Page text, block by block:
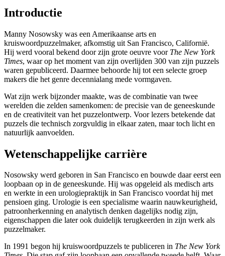
Introductie
Manny Nosowsky was een Amerikaanse arts en
kruiswoordpuzzelmaker, afkomstig uit San Francisco, Californië.
Hij werd vooral bekend door zijn grote oeuvre voor The New York
Times, waar op het moment van zijn overlijden 300 van zijn puzzels
waren gepubliceerd. Daarmee behoorde hij tot een selecte groep
makers die het genre decennialang mede vormgaven.
Wat zijn werk bijzonder maakte, was de combinatie van twee
werelden die zelden samenkomen: de precisie van de geneeskunde
en de creativiteit van het puzzelontwerp. Voor lezers betekende dat
puzzels die technisch zorgvuldig in elkaar zaten, maar toch licht en
natuurlijk aanvoelden.
Wetenschappelijke carrière
Nosowsky werd geboren in San Francisco en bouwde daar eerst een
loopbaan op in de geneeskunde. Hij was opgeleid als medisch arts
en werkte in een urologiepraktijk in San Francisco voordat hij met
pensioen ging. Urologie is een specialisme waarin nauwkeurigheid,
patroonherkenning en analytisch denken dagelijks nodig zijn,
eigenschappen die later ook duidelijk terugkeerden in zijn werk als
puzzelmaker.
In 1991 begon hij kruiswoordpuzzels te publiceren in The New York